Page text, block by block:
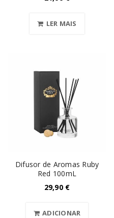
LER MAIS
Difusor de Aromas Ruby
Red 100mL
29,90 €
ADICIONAR